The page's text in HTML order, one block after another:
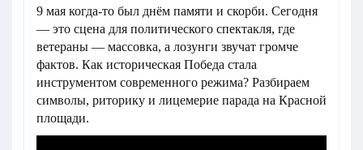
9 мая когда-то был днём памяти и скорби. Сегодня
— это сцена для политического спектакля, где
ветераны — массовка, а лозунги звучат громче
фактов. Как историческая Победа стала
инструментом современного режима? Разбираем
символы, риторику и лицемерие парада на Красной
площади.